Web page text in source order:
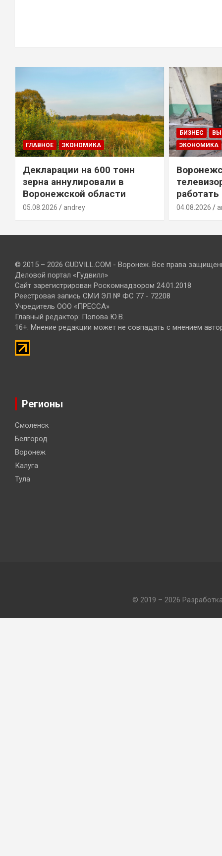
ГЛАВНОЕ ЭКОНОМИКА
Декларации на 600 тонн
зерна аннулировали в
Воронежской области
05.08.2026 andrey
БИЗНЕС
ЭКОНОМИКА
работать
04.08.2026
© 2015 – 2026 GUDVILL.COM - Воронеж. Все права
Деловой портал «Гудвилл»
Сайт зарегистрирован Роскомнадзором 24.01.2018
Реестровая запись СМИ ЭЛ № ФС 77 - 72208
Учредитель ООО «ПРЕССА»
Главный редактор: Попова Ю.В.
16+. Мнение редакции может не совпадать с мнением
Регионы
Смоленск
Белгород
Воронеж
Калуга
Тула
© 2019 – 2026